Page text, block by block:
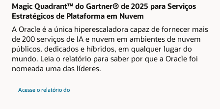
Magic Quadrant™ do Gartner® de 2025 para Serviços
Estratégicos de Plataforma em Nuvem
A Oracle é a única hiperescaladora capaz de fornecer mais
de 200 serviços de IA e nuvem em ambientes de nuvem
públicos, dedicados e híbridos, em qualquer lugar do
mundo. Leia o relatório para saber por que a Oracle foi
nomeada uma das líderes.
Acesse o relatório do
Magic